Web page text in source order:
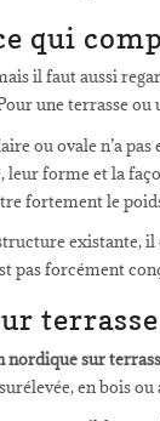
qui
il faut aussi
une terrasse ou
ou ovale n’a
forme et la
fortement le
existante,
pas forcément
nordique sur
en bois